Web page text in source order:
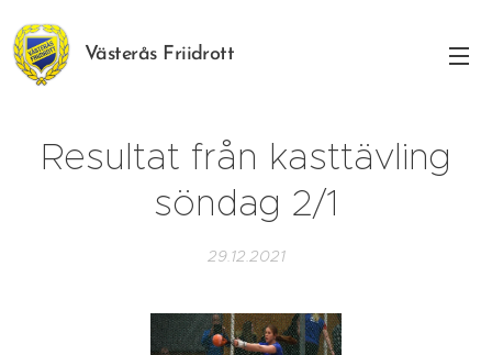
Västerås Friidrott
Resultat från kasttävling
söndag 2/1
29.12.2021